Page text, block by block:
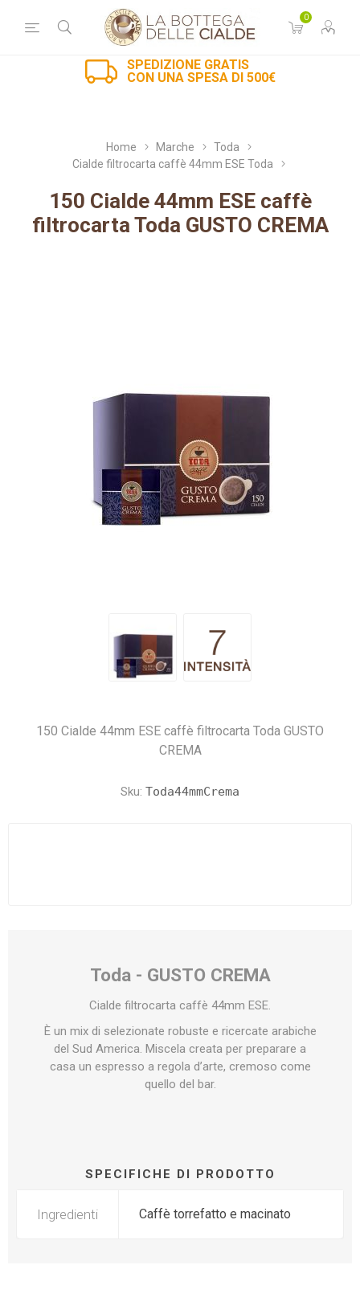
0
SPEDIZIONE GRATIS
CON UNA SPESA DI 500€
Home Marche
Toda
Cialde filtrocarta caffè 44mm ESE Toda
150 Cialde 44mm ESE caffè
filtrocarta Toda GUSTO CREMA
150 Cialde 44mm ESE caffè filtrocarta Toda GUSTO
CREMA
Sku: Toda44mmCrema
Toda - GUSTO CREMA
Cialde filtrocarta caffè 44mm ESE.
È un mix di selezionate robuste e ricercate arabiche
del Sud America. Miscela creata per preparare a
casa un espresso a regola d’arte, cremoso come
quello del bar.
SPECIFICHE DI PRODOTTO
Ingredienti Caffè torrefatto e macinato